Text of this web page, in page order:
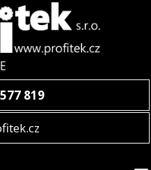
819